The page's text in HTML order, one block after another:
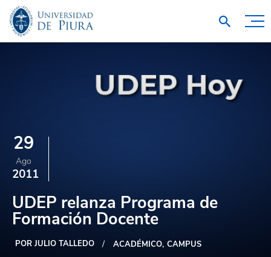
29
Ago
2011
UDEP relanza Programa de
Formación Docente
POR JULIO TALLEDO ACADÉMICO CAMPUS